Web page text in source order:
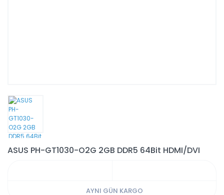
ASUS PH-GT1030-O2G 2GB DDR5 64Bit HDMI/DVI
AYNI GÜN KARGO